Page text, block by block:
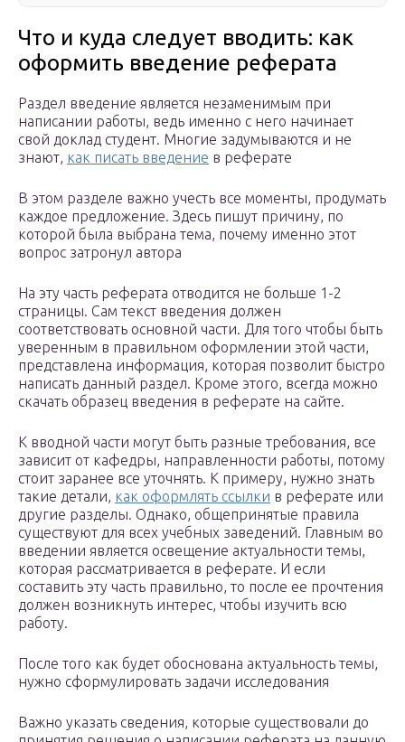
Что и куда следует вводить: как
оформить введение реферата
Раздел введение является незаменимым при
написании работы, ведь именно с него начинает
свой доклад студент. Многие задумываются и не
знают, как писать введение в реферате
В этом разделе важно учесть все моменты, продумать
каждое предложение. Здесь пишут причину, по
которой была выбрана тема, почему именно этот
вопрос затронул автора
На эту часть реферата отводится не больше 1-2
страницы. Сам текст введения должен
соответствовать основной части. Для того чтобы быть
уверенным в правильном оформлении этой части,
представлена информация, которая позволит быстро
написать данный раздел. Кроме этого, всегда можно
скачать образец введения в реферате на сайте.
К вводной части могут быть разные требования, все
зависит от кафедры, направленности работы, потому
стоит заранее все уточнять. К примеру, нужно знать
такие детали, как оформлять ссылки в реферате или
другие разделы. Однако, общепринятые правила
существуют для всех учебных заведений. Главным во
введении является освещение актуальности темы,
которая рассматривается в реферате. И если
составить эту часть правильно, то после ее прочтения
должен возникнуть интерес, чтобы изучить всю
работу.
После того как будет обоснована актуальность темы,
нужно сформулировать задачи исследования
Важно указать сведения, которые существовали до